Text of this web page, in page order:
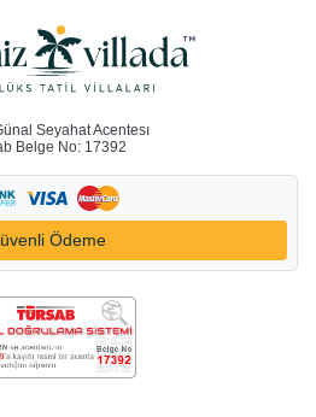
Seyahat Acentesı
Belge No: 17392
Ödeme